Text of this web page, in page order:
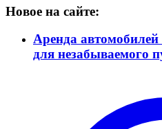
Новое на сайте:
Аренда
для незабываемого